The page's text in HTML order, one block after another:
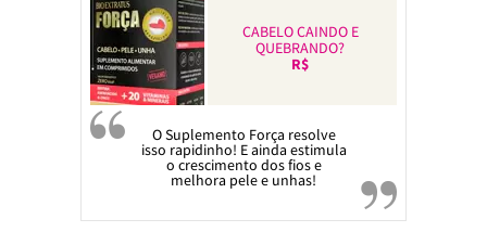
CABELO CAINDO E
QUEBRANDO?
R$
O Suplemento Força resolve
isso rapidinho! E ainda estimula
o crescimento dos fios e
melhora pele e unhas!